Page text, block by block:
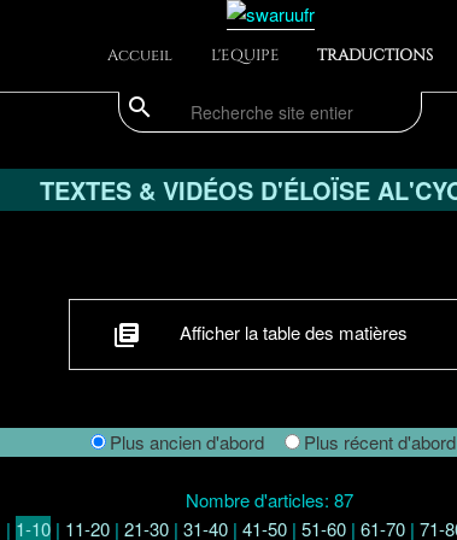
search
Accueil L'EQUIPE TRADUCTIONS
TEXTES & VIDÉOS D'ÉLOÏSE
library_books Afficher la table des matières
Plus ancien d'abord Plus récent d'abord
Nombre d'articles: 87
| 1-10 | 11-20 |21-30 |31-40 |41-50 |51-60 |61-70 |71-